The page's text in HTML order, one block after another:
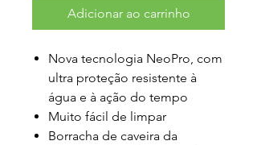
Adicionar ao carrinho
Nova tecnologia NeoPro, com
ultra proteção resistente à
água e à ação do tempo
Muito fácil de limpar
Borracha de caveira da